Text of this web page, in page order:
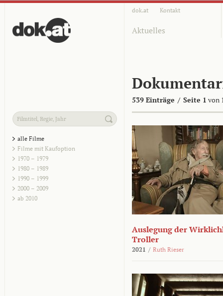
dok.at Kontakt
Aktuelles
539 Einträge / Seite 1 von
alle Filme
Filme mit Kaufoption
1970 – 1979
1980 – 1989
1990 – 1999
2000 – 2009
ab 2010
Auslegung der
Troller
2021 / Ruth Rieser